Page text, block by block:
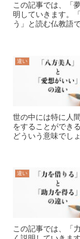
この記事では、「
明していきます。
う」と読む仏教語
違い
世の中には特に人
をすることができ
どういう意味でし
違い
この記事では、「